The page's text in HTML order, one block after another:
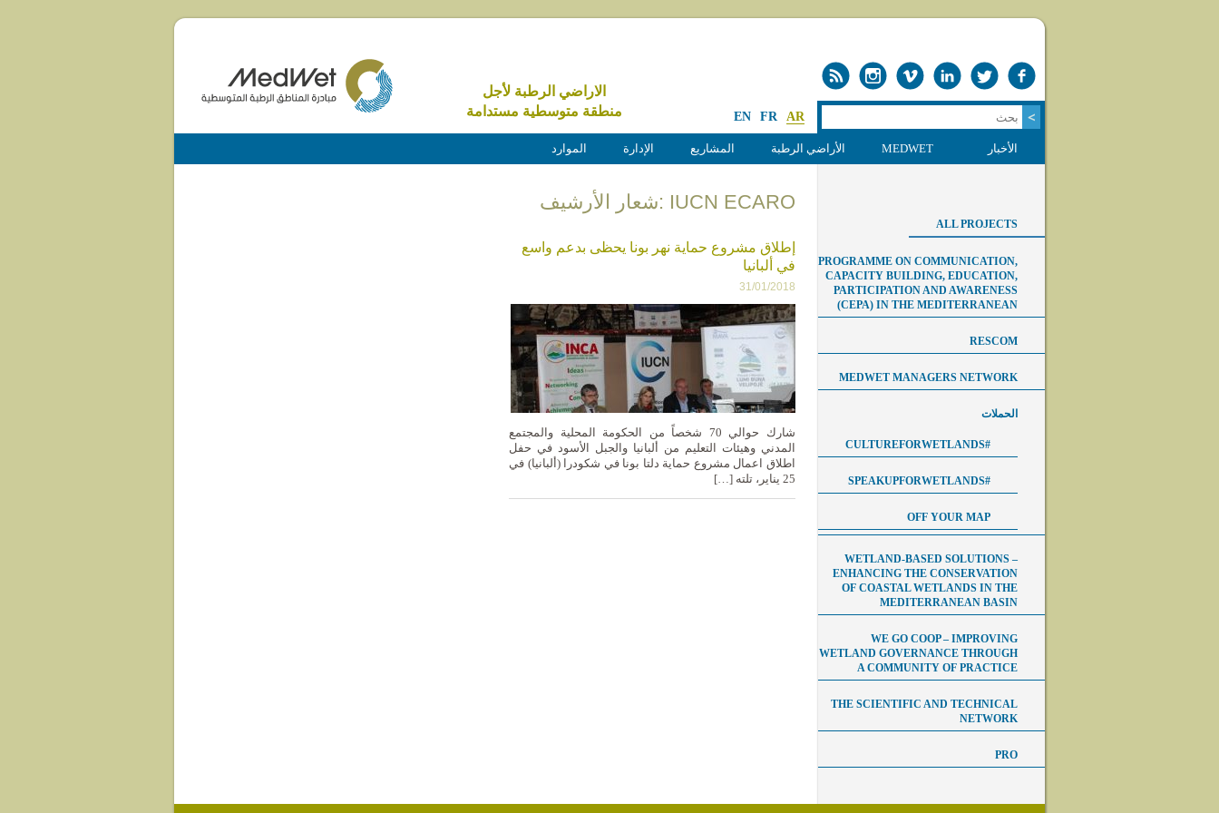
الاراضي الرطبة لأجل
منطقة متوسطية مستدامة
EN FR AR
الأخبار MEDWET الأراضي الرطبة المشاريع الإدارة الموارد
IUCN ECARO :شعار الأرشيف
إطلاق مشروع حماية نهر بونا يحظى بدعم واسع
في ألبانيا
31/01/2018
شارك حوالي 70 شخصاً من الحكومة المحلية والمجتمع
المدني وهيئات التعليم من ألبانيا والجبل الأسود في حفل
اطلاق اعمال مشروع حماية دلتا بونا في شكودرا (ألبانيا) في
25 يناير، تلته […]
ALL PROJECTS
PROGRAMME ON COMMUNICATION,
CAPACITY BUILDING, EDUCATION,
PARTICIPATION AND AWARENESS
(CEPA) IN THE MEDITERRANEAN
RESCOM
MEDWET MANAGERS NETWORK
الحملات
#CULTUREFORWETLANDS
#SPEAKUPFORWETLANDS
OFF YOUR MAP
WETLAND-BASED SOLUTIONS –
ENHANCING THE CONSERVATION
OF COASTAL WETLANDS IN THE
MEDITERRANEAN BASIN
WE GO COOP – IMPROVING
WETLAND GOVERNANCE THROUGH
A COMMUNITY OF PRACTICE
THE SCIENTIFIC AND TECHNICAL
NETWORK
PRO